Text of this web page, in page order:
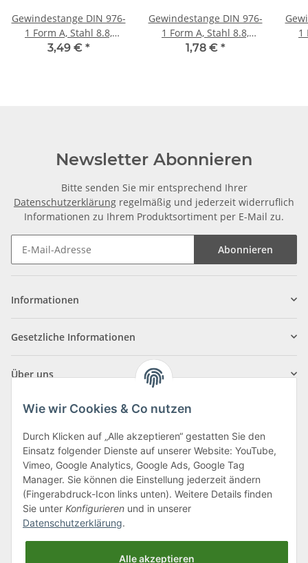
Gewindestange DIN 976-
1 Form A, Stahl 8.8,
verzinkt, M6 × 1000 mm
3,49 € *
Gewindestange DIN 976-
1 Form A, Stahl 8.8,
verzinkt, M4 × 1000 mm
1,78 € *
1
Newsletter Abonnieren
Bitte senden Sie mir entsprechend Ihrer
Datenschutzerklärung regelmäßig und jederzeit widerruflich
Informationen zu Ihrem Produktsortiment per E-Mail zu.
Abonnieren
Informationen
Gesetzliche Informationen
Über uns
Klagenfurter Straße 29
9556 Liebenfels
Montag bis Donnerstag: 8:00 bis 16:30 Uhr
Freitag: 8:00 bis 12:00 Uhr
Tel.:0043 (0) 4262 50900
office@cncshop.at
Wie wir Cookies & Co nutzen
Durch Klicken auf „Alle akzeptieren“ gestatten Sie den
Einsatz folgender Dienste auf unserer Website: YouTube,
Vimeo, Google Analytics, Google Ads, Google Tag
Manager. Sie können die Einstellung jederzeit ändern
(Fingerabdruck-Icon links unten). Weitere Details finden
Sie unter Konfigurieren und in unserer
Datenschutzerklärung.
Alle akzeptieren